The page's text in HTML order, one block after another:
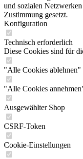
und sozialen
Zustimmung gesetzt.
Konfiguration
Technisch erforderlich
Diese Cookies sind für
"Alle Cookies ablehnen"
"Alle Cookies
Ausgewählter Shop
CSRF-Token
Cookie-Einstellungen